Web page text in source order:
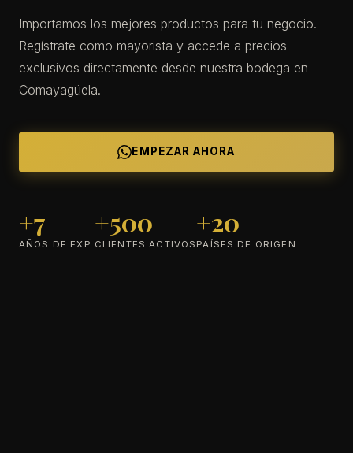
Importamos los mejores productos para tu negocio.
Regístrate como mayorista y accede a precios
exclusivos directamente desde nuestra bodega en
Comayagüela.
EMPEZAR AHORA
+7
AÑOS DE EXP.
+500
CLIENTES ACTIVOS
+20
PAÍSES DE ORIGEN